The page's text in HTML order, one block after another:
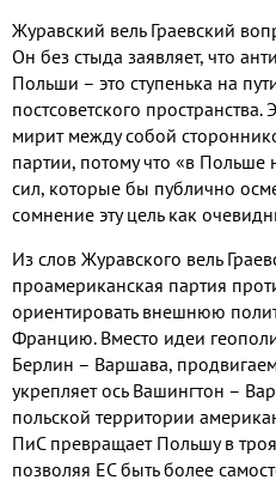
Журавский вель Граевский
Он без стыда заявляет, что
Польши – это ступенька на
постсоветского
мирит между собой
партии, потому что «в Польше
сил, которые бы публично
сомнение эту цель как
Из слов Журавского вель
проамериканская партия
ориентировать внешнюю
Францию. Вместо идеи
Берлин – Варшава,
укрепляет ось Вашингтон –
польской территории
ПиС превращает Польшу в
позволяя ЕС быть более